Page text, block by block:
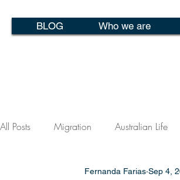
BLOG Who we are
All Posts Migration Australian Life
Fernanda Farias Sep 4,